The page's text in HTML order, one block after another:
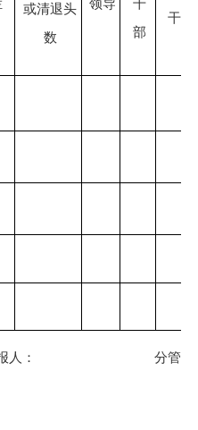
或清退头
数
部
干
人：
分管